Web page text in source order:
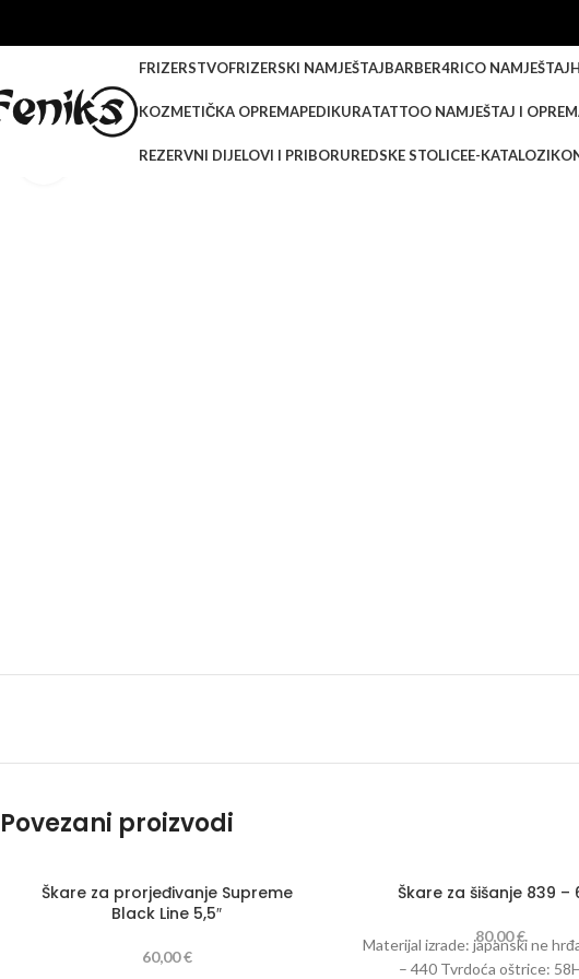
FRIZERSTVOFRIZERSKI NAMJEŠTAJBARBER4RICO NAMJEŠTAJ
KOZMETIČKA OPREMAPEDIKURATATTOO NAMJEŠTAJ I
REZERVNI DIJELOVI I PRIBORUREDSKE STOLICEE-KATALOZI
Klikni za veću sliku
Povezani proizvodi
Škare za prorjeđivanje Supreme
Black Line 5,5″
60,00€
Škare za šišanje 839 –
80,00€
Materijal izrade: japanski ne
– 440 Tvrdoća oštrice: